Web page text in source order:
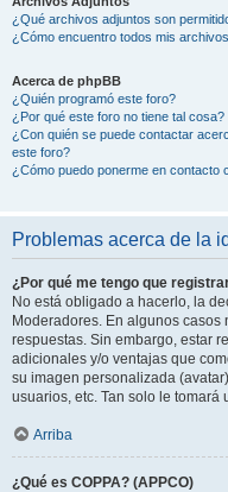
¿Qué archivos adjuntos son
¿Cómo encuentro todos mis
Acerca de phpBB
¿Quién programó este foro?
¿Por qué este foro no tiene tal cosa?
¿Con quién se puede contactar
este foro?
¿Cómo puedo ponerme en contacto
Problemas acerca de la
¿Por qué me tengo que
No está obligado a hacerlo, la
Moderadores. En algunos
respuestas. Sin embargo, estar
adicionales y/o ventajas que
su imagen personalizada
usuarios, etc. Tan solo le
Arriba
¿Qué es COPPA? (APPCO)